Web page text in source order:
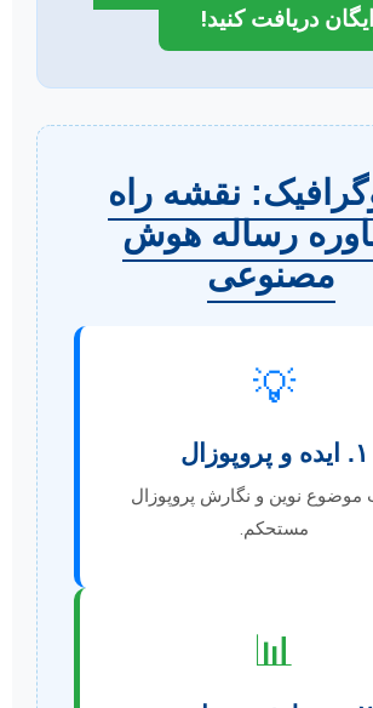
دریافت کنید!
نقشه راه
رساله هوش
مصنوعی
💡
۱. ایده و پروپوزال
موضوع نوین و نگارش پروپوزال
مستحکم.
📊